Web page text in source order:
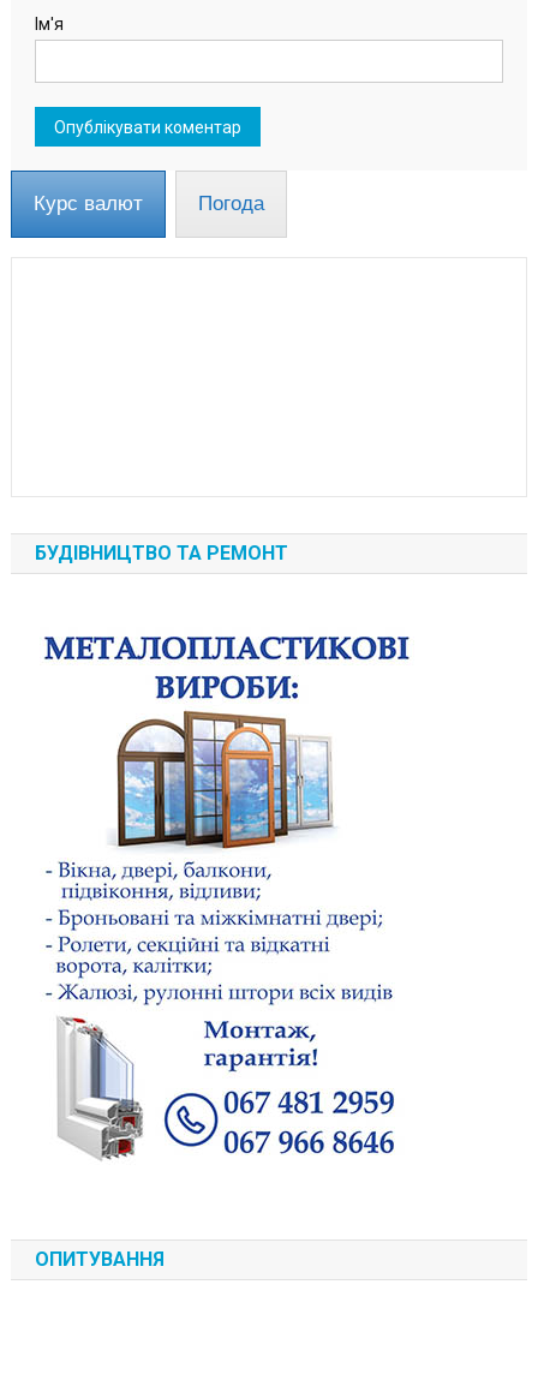
Ім'я
Курс валют Погода
БУДІВНИЦТВО ТА РЕМОНТ
ОПИТУВАННЯ